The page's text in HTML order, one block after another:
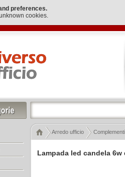
preferences.
cookies.
Lampada led candela
Arredo ufficio